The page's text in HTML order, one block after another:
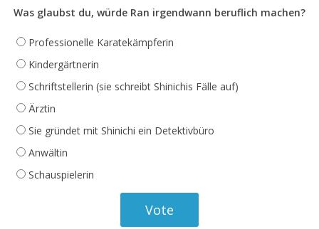
Was glaubst du, würde Ran irgendwann beruflich machen?
Professionelle Karatekämpferin
Kindergärtnerin
Schriftstellerin (sie schreibt Shinichis Fälle auf)
Ärztin
Sie gründet mit Shinichi ein Detektivbüro
Anwältin
Schauspielerin